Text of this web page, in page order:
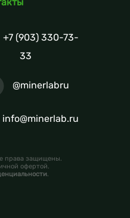
+7 (903) 330-73-
33
@minerlabru
info@minerlab.ru
права защищены.
офертой.
.